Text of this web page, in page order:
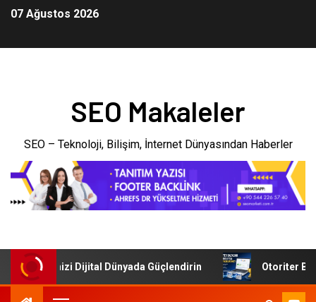
07 Ağustos 2026
SEO Makaleler
SEO – Teknoloji, Bilişim, İnternet Dünyasından Haberler
İşletmenizi Dijital Dünyada Güçlendirin Otoriter